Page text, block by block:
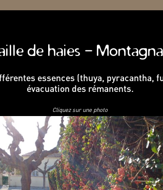
de haies -
essences (thuya, pyracantha,
évacuation des rémanents.
Cliquez sur une photo